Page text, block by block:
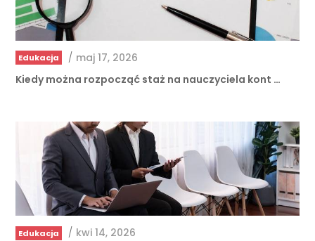
Edukacja / maj 17, 2026
Kiedy można rozpocząć staż na nauczyciela kont …
Edukacja / kwi 14, 2026